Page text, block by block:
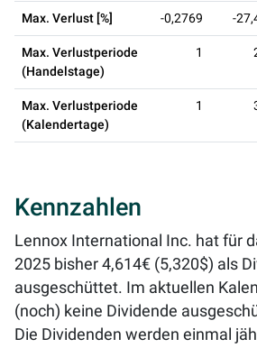
Max. Verlust [%] -0,2769 -
Max. Verlustperiode
(Handelstage)
1
Max. Verlustperiode
(Kalendertage)
1
Kennzahlen
Lennox International Inc. hat für
2025 bisher 4,614€ (5,320$) als
ausgeschüttet. Im aktuellen
(noch) keine Dividende
Die Dividenden werden einmal